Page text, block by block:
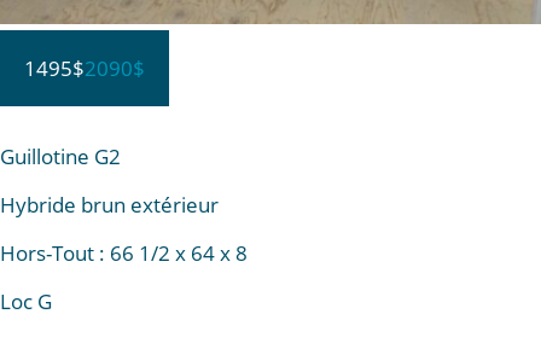
1495$2090$
Guillotine G2
Hybride brun extérieur
Hors-Tout : 66 1/2 x 64 x 8
Loc G